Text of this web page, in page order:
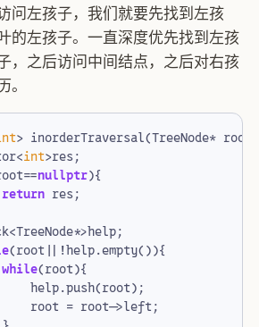
问左孩子，我们就要先找到左孩
的左孩子。一直深度优先找到左孩
，之后访问中间结点，之后对右孩
> inorderTraversal(TreeNode* root
<int>res;
==nullptr){
return res;
<TreeNode*>help;
(root||!help.empty()){
while(root){
help.push(root);
root = root->left;